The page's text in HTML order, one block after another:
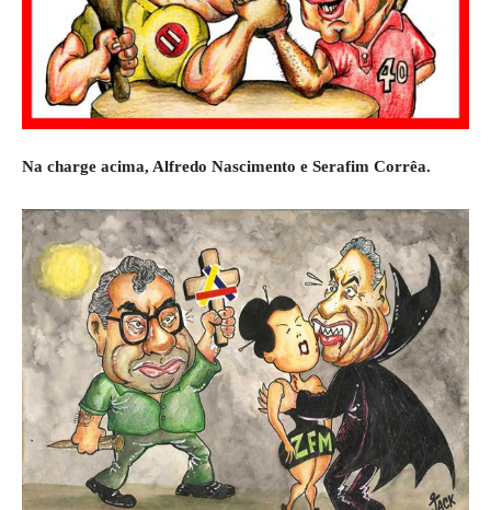
Na charge acima, Alfredo Nascimento e Serafim Corrêa.